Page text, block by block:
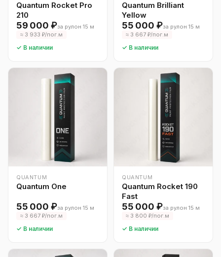
Quantum Rocket Pro
210
59 000 ₽за рулон 15 м
≈ 3 933 ₽/пог.м
✓ В наличии
Quantum Brilliant
Yellow
55 000 ₽за рулон 15 м
≈ 3 667 ₽/пог.м
✓ В наличии
QUANTUM
Quantum One
55 000 ₽за рулон 15 м
≈ 3 667 ₽/пог.м
✓ В наличии
QUANTUM
Quantum Rocket 190
Fast
55 000 ₽за рулон 15 м
≈ 3 800 ₽/пог.м
✓ В наличии